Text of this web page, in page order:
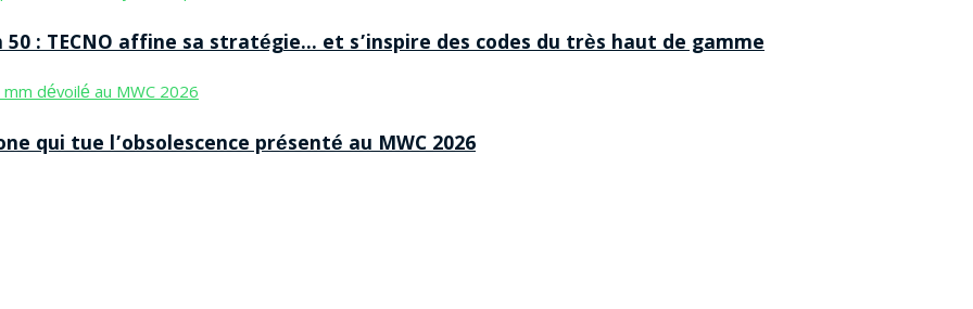
50 : TECNO affine sa stratégie… et s’inspire des codes du très haut de gamme
qui tue l’obsolescence présenté au MWC 2026